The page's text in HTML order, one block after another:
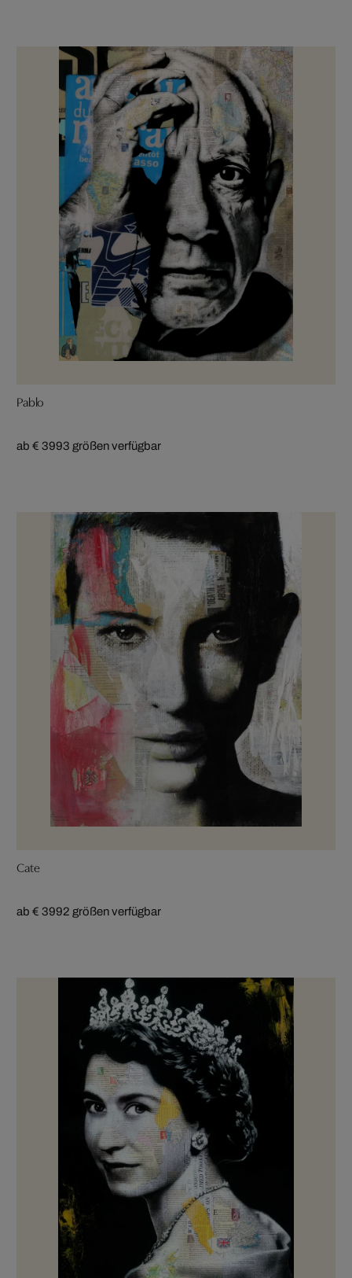
Pablo
ab € 3993 größen verfügbar
Cate
ab € 3992 größen verfügbar